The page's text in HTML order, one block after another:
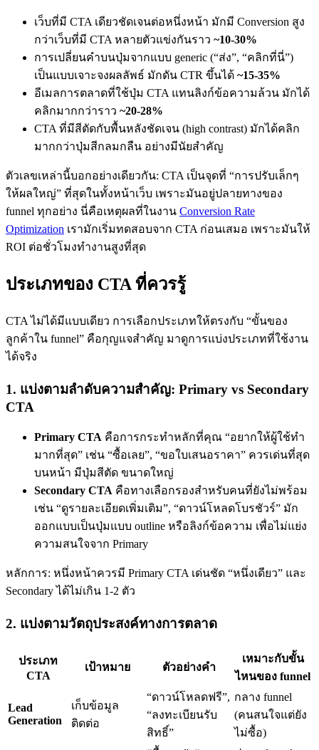
เว็บที่มี CTA เดียวชัดเจนต่อหนึ่งหน้า มักมี Conversion สูง
กว่าเว็บที่มี CTA หลายตัวแข่งกันราว ~10-30%
การเปลี่ยนคำบนปุ่มจากแบบ generic (“ส่ง”, “คลิกที่นี่”)
เป็นแบบเจาะจงผลลัพธ์ มักดัน CTR ขึ้นได้ ~15-35%
อีเมลการตลาดที่ใช้ปุ่ม CTA แทนลิงก์ข้อความล้วน มักได้
คลิกมากกว่าราว ~20-28%
CTA ที่มีสีตัดกับพื้นหลังชัดเจน (high contrast) มักได้คลิก
มากกว่าปุ่มสีกลมกลืน อย่างมีนัยสำคัญ
ตัวเลขเหล่านี้บอกอย่างเดียวกัน: CTA เป็นจุดที่ “การปรับเล็กๆ
ให้ผลใหญ่” ที่สุดในทั้งหน้าเว็บ เพราะมันอยู่ปลายทางของ
funnel ทุกอย่าง นี่คือเหตุผลที่ในงาน Conversion Rate
Optimization เรามักเริ่มทดสอบจาก CTA ก่อนเสมอ เพราะมันให้
ROI ต่อชั่วโมงทำงานสูงที่สุด
ประเภทของ CTA ที่ควรรู้
CTA ไม่ได้มีแบบเดียว การเลือกประเภทให้ตรงกับ “ขั้นของ
ลูกค้าใน funnel” คือกุญแจสำคัญ มาดูการแบ่งประเภทที่ใช้งาน
ได้จริง
1. แบ่งตามลำดับความสำคัญ: Primary vs Secondary
CTA
Primary CTA คือการกระทำหลักที่คุณ “อยากให้ผู้ใช้ทำ
มากที่สุด” เช่น “ซื้อเลย”, “ขอใบเสนอราคา” ควรเด่นที่สุด
บนหน้า มีปุ่มสีตัด ขนาดใหญ่
Secondary CTA คือทางเลือกรองสำหรับคนที่ยังไม่พร้อม
เช่น “ดูรายละเอียดเพิ่มเติม”, “ดาวน์โหลดโบรชัวร์” มัก
ออกแบบเป็นปุ่มแบบ outline หรือลิงก์ข้อความ เพื่อไม่แย่ง
ความสนใจจาก Primary
หลักการ: หนึ่งหน้าควรมี Primary CTA เด่นชัด “หนึ่งเดียว” และ
Secondary ได้ไม่เกิน 1-2 ตัว
2. แบ่งตามวัตถุประสงค์ทางการตลาด
ประเภท
CTA
เป้าหมาย ตัวอย่างคำ
เหมาะกับขั้น
ไหนของ funnel
Lead
Generation
เก็บข้อมูล
ติดต่อ
“ดาวน์โหลดฟรี”,
“ลงทะเบียนรับ
สิทธิ์”
กลาง funnel
(คนสนใจแต่ยัง
ไม่ซื้อ)